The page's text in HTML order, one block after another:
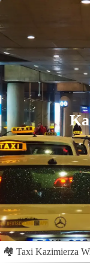
🏘 Taxi Kazimierza